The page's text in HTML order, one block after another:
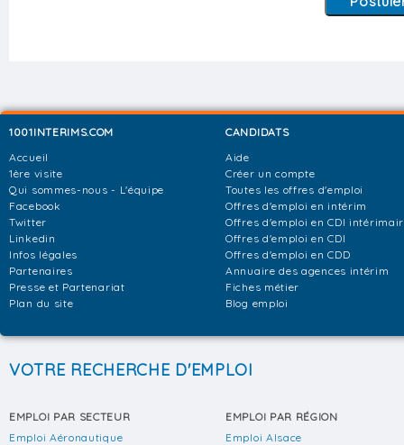
1001INTERIMS.COM
Accueil
1ère visite
Qui sommes-nous - L'équipe
Facebook
Twitter
Linkedin
Infos légales
Partenaires
Presse et Partenariat
Plan du site
CANDIDATS
Aide
Créer un compte
Toutes les offres d'emploi
Offres d'emploi en intérim
Offres d'emploi en CDI
Offres d'emploi en CDI
Offres d'emploi en CDD
Annuaire des agences intérim
Fiches métier
Blog emploi
VOTRE RECHERCHE D'EMPLOI
EMPLOI PAR SECTEUR
Emploi Aéronautique
EMPLOI PAR RÉGION
Emploi Alsace